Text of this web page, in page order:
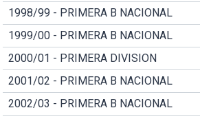
1998/99 - PRIMERA B NACIONAL
1999/00 - PRIMERA B NACIONAL
2000/01 - PRIMERA DIVISION
2001/02 - PRIMERA B NACIONAL
2002/03 - PRIMERA B NACIONAL